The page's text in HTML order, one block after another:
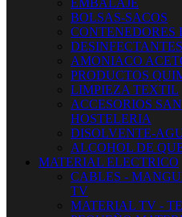
EMBALAJE
BOLSAS-SACOS
CONTENEDORES
DESINFECTANTES
AMONIACO
PRODUCTOS
LIMPIEZA TEXTIL
ACCESORIOS
HOSTELERIA
DISOLVENTE-
ALCOHOL DE
MATERIAL ELECTRICO
CABLES -
TV
MATERIAL TV -